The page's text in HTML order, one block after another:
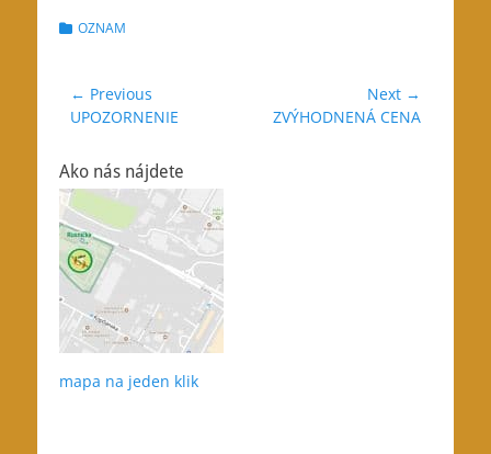
Categories
OZNAM
Navigácia
v
← Previous
Previous
UPOZORNENIE
Next →
NextZVÝHODNENÁ CENA
Ako nás nájdete
mapa na jeden klik